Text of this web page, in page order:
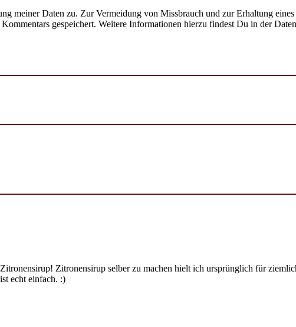
meiner Daten zu. Zur Vermeidung von Missbrauch und zur Erhaltung
gespeichert. Weitere Informationen hierzu findest Du in der
Zitronensirup selber zu machen hielt ich ursprünglich für
echt einfach. :)